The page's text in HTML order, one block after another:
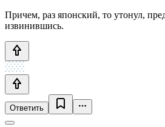
Причем, раз японский, то утонул,
извинившись.
Ответить